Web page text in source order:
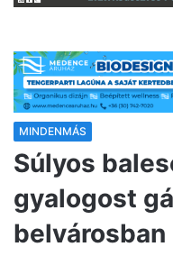
MINDENMÁS
Súlyos
gyalogost